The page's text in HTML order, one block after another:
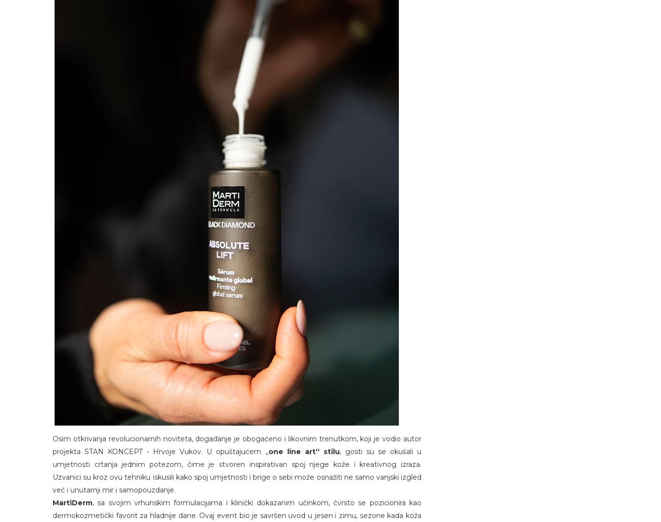
Osim otkrivanja revolucionarnih noviteta, događanje je obogaćeno i likovnim trenutkom, koji je vodio autor
projekta STAN KONCEPT - Hrvoje Vukov. U opuštajućem „one line art“ stilu, gosti su se okušali u
umjetnosti crtanja jednim potezom, čime je stvoren inspirativan spoj njege kože i kreativnog izraza.
Uzvanici su kroz ovu tehniku iskusili kako spoj umjetnosti i brige o sebi može osnažiti ne samo vanjski izgled
već i unutarnji mir i samopouzdanje.
MartiDerm, sa svojim vrhunskim formulacijama i klinički dokazanim učinkom, čvrsto se pozicionira kao
dermokozmetički favorit za hladnije dane. Ovaj event bio je savršen uvod u jesen i zimu, sezone kada koža